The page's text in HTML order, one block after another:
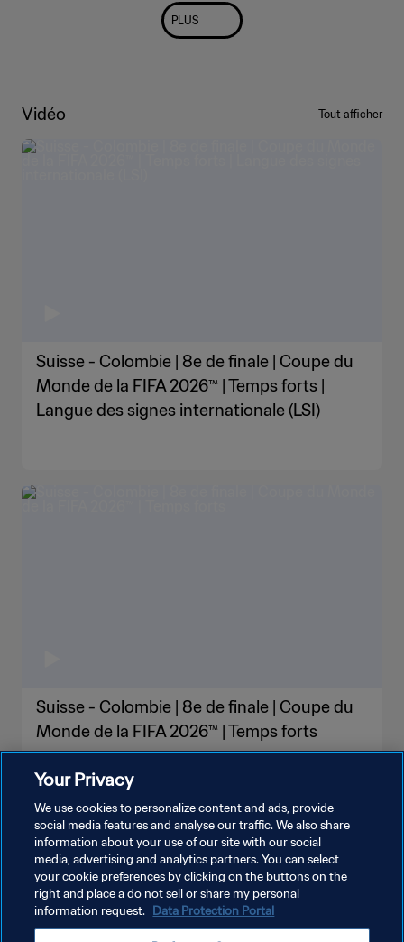
PLUS
Vidéo Tout afficher
Suisse - Colombie | 8e de finale | Coupe du
Monde de la FIFA 2026™ | Temps forts |
Langue des signes internationale (LSI)
Suisse - Colombie | 8e de finale | Coupe du
Monde de la FIFA 2026™ | Temps forts
PLUS
Your Privacy
We use cookies to personalize content and ads, provide
social media features and analyse our traffic. We also share
information about your use of our site with our social
media, advertising and analytics partners. You can select
your cookie preferences by clicking on the buttons on the
right and place a do not sell or share my personal
information request. Data Protection Portal